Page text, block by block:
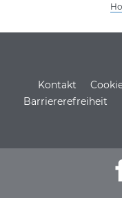
Service
Kontakt
Barriererefreiheit